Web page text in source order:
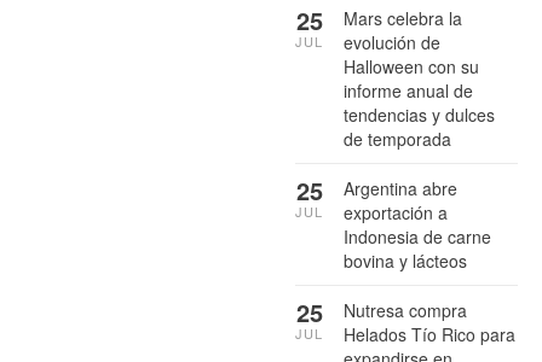
Mars celebra la
evolución de
Halloween con su
informe anual de
tendencias y dulces
de temporada
25
JUL
Argentina abre
exportación a
Indonesia de carne
bovina y lácteos
25
JUL
Nutresa compra
Helados Tío Rico para
25
JUL